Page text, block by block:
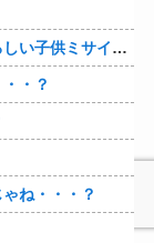
【宮崎】マジ勘弁してほしい。久しぶりに恐ろしい子供ミサイルを見た。
・？
ね・・・？